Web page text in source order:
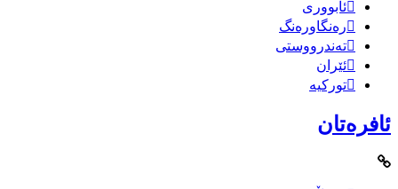
ئابووری
رەنگاورەنگ
تەندرووستی
ئێران
تورکیە
ئافرەتان